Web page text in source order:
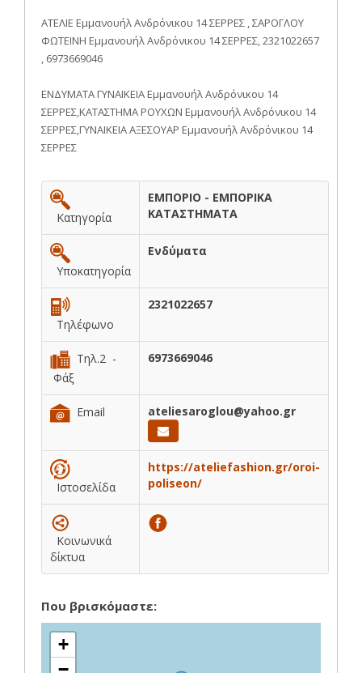
ΑΤΕΛΙΕ Εμμανουήλ Ανδρόνικου 14 ΣΕΡΡΕΣ , ΣΑΡΟΓΛΟΥ
ΦΩΤΕΙΝΗ Εμμανουήλ Ανδρόνικου 14 ΣΕΡΡΕΣ, 2321022657
, 6973669046
ΕΝΔΥΜΑΤΑ ΓΥΝΑΙΚΕΙΑ Εμμανουήλ Ανδρόνικου 14
ΣΕΡΡΕΣ,ΚΑΤΑΣΤΗΜΑ ΡΟΥΧΩΝ Εμμανουήλ Ανδρόνικου 14
ΣΕΡΡΕΣ,ΓΥΝΑΙΚΕΙΑ ΑΞΕΣΟΥΑΡ Εμμανουήλ Ανδρόνικου 14
ΣΕΡΡΕΣ
Κατηγορία
ΕΜΠΟΡΙΟ - ΕΜΠΟΡΙΚΑ
ΚΑΤΑΣΤΗΜΑΤΑ
Υποκατηγορία
Ενδύματα
Τηλέφωνο
2321022657
Τηλ.2 -
Φάξ
6973669046
Email ateliesaroglou@yahoo.gr
Ιστοσελίδα
https://ateliefashion.gr/oroi-
poliseon/
Κοινωνικά
δίκτυα
Που βρισκόμαστε:
+